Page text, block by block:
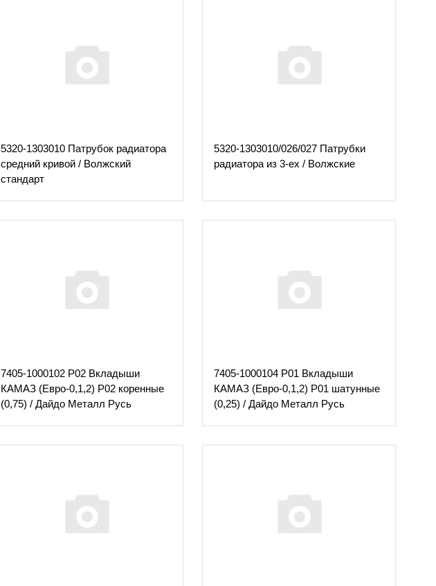
5320-1303010 Патрубок радиатора
средний кривой / Волжский
стандарт
5320-1303010/026/027 Патрубки
радиатора из 3-ех / Волжские
7405-1000102 Р02 Вкладыши
КАМАЗ (Евро-0,1,2) Р02 коренные
(0,75) / Дайдо Металл Русь
7405-1000104 Р01 Вкладыши
КАМАЗ (Евро-0,1,2) Р01 шатунные
(0,25) / Дайдо Металл Русь